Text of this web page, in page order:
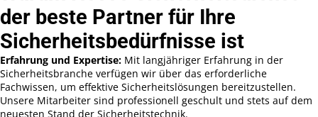
der beste Partner für Ihre
Sicherheitsbedürfnisse ist
Erfahrung und Expertise: Mit langjähriger Erfahrung in der
Sicherheitsbranche verfügen wir über das erforderliche
Fachwissen, um effektive Sicherheitslösungen bereitzustellen.
Unsere Mitarbeiter sind professionell geschult und stets auf dem
neuesten Stand der Sicherheitstechnik.